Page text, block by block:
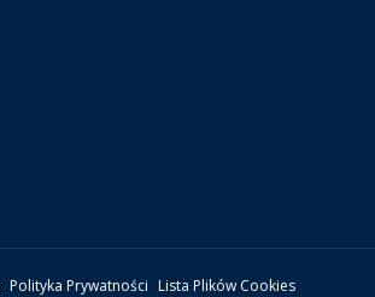
Polityka Prywatności Lista Plików Cookies